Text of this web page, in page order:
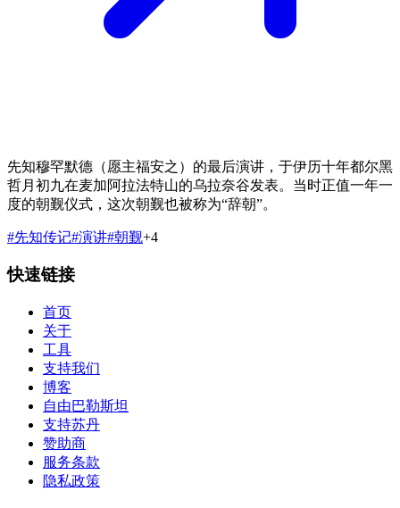
先知穆罕默德（愿主福安之）的最后演讲，于伊历十年都尔黑
哲月初九在麦加阿拉法特山的乌拉奈谷发表。当时正值一年一
度的朝觐仪式，这次朝觐也被称为“辞朝”。
#先知传记#演讲#朝觐+4
快速链接
首页
关于
工具
支持我们
博客
自由巴勒斯坦
支持苏丹
赞助商
服务条款
隐私政策